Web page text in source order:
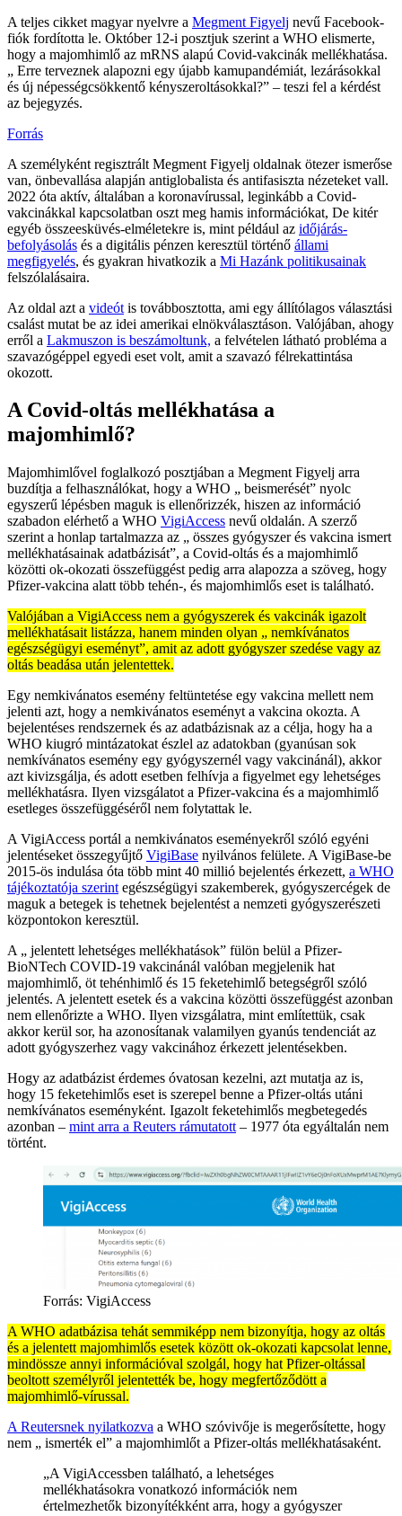
A teljes cikket magyar nyelvre a Megment Figyelj nevű Facebook-
fiók fordította le. Október 12-i posztjuk szerint a WHO elismerte,
hogy a majomhimlő az mRNS alapú Covid-vakcinák mellékhatása.
„ Erre terveznek alapozni egy újabb kamupandémiát, lezárásokkal
és új népességcsökkentő kényszeroltásokkal?” – teszi fel a kérdést
az bejegyzés.
Forrás
A személyként regisztrált Megment Figyelj oldalnak ötezer ismerőse
van, önbevallása alapján antiglobalista és antifasiszta nézeteket vall.
2022 óta aktív, általában a koronavírussal, leginkább a Covid-
vakcinákkal kapcsolatban oszt meg hamis információkat, De kitér
egyéb összeesküvés-elméletekre is, mint például az időjárás-
befolyásolás és a digitális pénzen keresztül történő állami
megfigyelés, és gyakran hivatkozik a Mi Hazánk politikusainak
felszólalásaira.
Az oldal azt a videót is továbbosztotta, ami egy állítólagos választási
csalást mutat be az idei amerikai elnökválasztáson. Valójában, ahogy
erről a Lakmuszon is beszámoltunk, a felvételen látható probléma a
szavazógéppel egyedi eset volt, amit a szavazó félrekattintása
okozott.
A Covid-oltás mellékhatása a
majomhimlő?
Majomhimlővel foglalkozó posztjában a Megment Figyelj arra
buzdítja a felhasználókat, hogy a WHO „ beismerését” nyolc
egyszerű lépésben maguk is ellenőrizzék, hiszen az információ
szabadon elérhető a WHO VigiAccess nevű oldalán. A szerző
szerint a honlap tartalmazza az „ összes gyógyszer és vakcina ismert
mellékhatásainak adatbázisát”, a Covid-oltás és a majomhimlő
közötti ok-okozati összefüggést pedig arra alapozza a szöveg, hogy
Pfizer-vakcina alatt több tehén-, és majomhimlős eset is található.
Valójában a VigiAccess nem a gyógyszerek és vakcinák igazolt
mellékhatásait listázza, hanem minden olyan „ nemkívánatos
egészségügyi eseményt”, amit az adott gyógyszer szedése vagy az
oltás beadása után jelentettek.
Egy nemkivánatos esemény feltüntetése egy vakcina mellett nem
jelenti azt, hogy a nemkivánatos eseményt a vakcina okozta. A
bejelentéses rendszernek és az adatbázisnak az a célja, hogy ha a
WHO kiugró mintázatokat észlel az adatokban (gyanúsan sok
nemkívánatos esemény egy gyógyszernél vagy vakcinánál), akkor
azt kivizsgálja, és adott esetben felhívja a figyelmet egy lehetséges
mellékhatásra. Ilyen vizsgálatot a Pfizer-vakcina és a majomhimlő
esetleges összefüggéséről nem folytattak le.
A VigiAccess portál a nemkivánatos eseményekről szóló egyéni
jelentéseket összegyűjtő VigiBase nyilvános felülete. A VigiBase-be
2015-ös indulása óta több mint 40 millió bejelentés érkezett, a WHO
tájékoztatója szerint egészségügyi szakemberek, gyógyszercégek de
maguk a betegek is tehetnek bejelentést a nemzeti gyógyszerészeti
központokon keresztül.
A „ jelentett lehetséges mellékhatások” fülön belül a Pfizer-
BioNTech COVID-19 vakcinánál valóban megjelenik hat
majomhimlő, öt tehénhimlő és 15 feketehimlő betegségről szóló
jelentés. A jelentett esetek és a vakcina közötti összefüggést azonban
nem ellenőrizte a WHO. Ilyen vizsgálatra, mint említettük, csak
akkor kerül sor, ha azonosítanak valamilyen gyanús tendenciát az
adott gyógyszerhez vagy vakcinához érkezett jelentésekben.
Hogy az adatbázist érdemes óvatosan kezelni, azt mutatja az is,
hogy 15 feketehimlős eset is szerepel benne a Pfizer-oltás utáni
nemkívánatos eseményként. Igazolt feketehimlős megbetegedés
azonban – mint arra a Reuters rámutatott – 1977 óta egyáltalán nem
történt.
Forrás: VigiAccess
A WHO adatbázisa tehát semmiképp nem bizonyítja, hogy az oltás
és a jelentett majomhimlős esetek között ok-okozati kapcsolat lenne,
mindössze annyi információval szolgál, hogy hat Pfizer-oltással
beoltott személyről jelentették be, hogy megfertőződött a
majomhimlő-vírussal.
A Reutersnek nyilatkozva a WHO szóvivője is megerősítette, hogy
nem „ ismerték el” a majomhimlőt a Pfizer-oltás mellékhatásaként.
„A VigiAccessben található, a lehetséges
mellékhatásokra vonatkozó információk nem
értelmezhetők bizonyítékként arra, hogy a gyógyszer